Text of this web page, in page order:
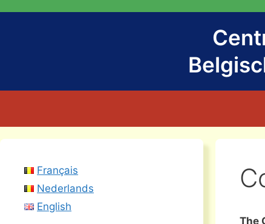
The
Français
Nederlands
English